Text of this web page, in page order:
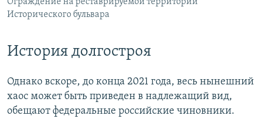
Ограждение на реставрируемой территории
Исторического бульвара
История долгостроя
Однако вскоре, до конца 2021 года, весь нынешний
хаос может быть приведен в надлежащий вид,
обещают федеральные российские чиновники.